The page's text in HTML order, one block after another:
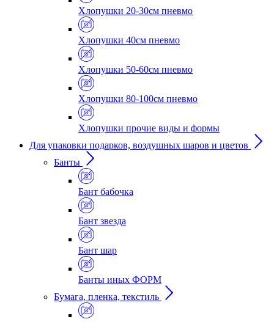
Хлопушки 20-30см пневмо
Хлопушки 40см пневмо
Хлопушки 50-60см пневмо
Хлопушки 80-100см пневмо
Хлопушки прочие виды и формы
Для упаковки подарков, воздушных шаров и цветов
Банты
Бант бабочка
Бант звезда
Бант шар
Банты иных ФОРМ
Бумага, пленка, текстиль